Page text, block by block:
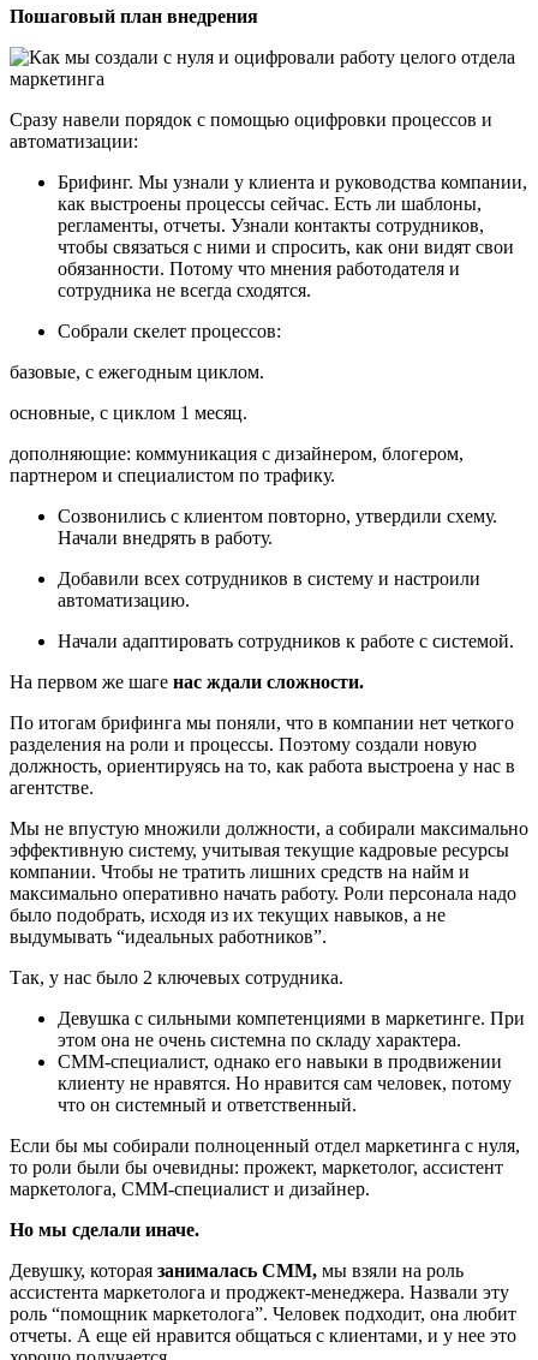
Пошаговый план внедрения
Сразу навели порядок с помощью оцифровки процессов и
автоматизации:
Брифинг. Мы узнали у клиента и руководства компании,
как выстроены процессы сейчас. Есть ли шаблоны,
регламенты, отчеты. Узнали контакты сотрудников,
чтобы связаться с ними и спросить, как они видят свои
обязанности. Потому что мнения работодателя и
сотрудника не всегда сходятся.
Собрали скелет процессов:
базовые, с ежегодным циклом.
основные, с циклом 1 месяц.
дополняющие: коммуникация с дизайнером, блогером,
партнером и специалистом по трафику.
Созвонились с клиентом повторно, утвердили схему.
Начали внедрять в работу.
Добавили всех сотрудников в систему и настроили
автоматизацию.
Начали адаптировать сотрудников к работе с системой.
На первом же шаге нас ждали сложности.
По итогам брифинга мы поняли, что в компании нет четкого
разделения на роли и процессы. Поэтому создали новую
должность, ориентируясь на то, как работа выстроена у нас в
агентстве.
Мы не впустую множили должности, а собирали максимально
эффективную систему, учитывая текущие кадровые ресурсы
компании. Чтобы не тратить лишних средств на найм и
максимально оперативно начать работу. Роли персонала надо
было подобрать, исходя из их текущих навыков, а не
выдумывать “идеальных работников”.
Так, у нас было 2 ключевых сотрудника.
Девушка с сильными компетенциями в маркетинге. При
этом она не очень системна по складу характера.
СММ-специалист, однако его навыки в продвижении
клиенту не нравятся. Но нравится сам человек, потому
что он системный и ответственный.
Если бы мы собирали полноценный отдел маркетинга с нуля,
то роли были бы очевидны: прожект, маркетолог, ассистент
маркетолога, СММ-специалист и дизайнер.
Но мы сделали иначе.
Девушку, которая занималась СММ, мы взяли на роль
ассистента маркетолога и проджект-менеджера. Назвали эту
роль “помощник маркетолога”. Человек подходит, она любит
отчеты. А еще ей нравится общаться с клиентами, и у нее это